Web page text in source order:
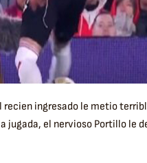
recien ingresado le metio
jugada, el nervioso Portillo le